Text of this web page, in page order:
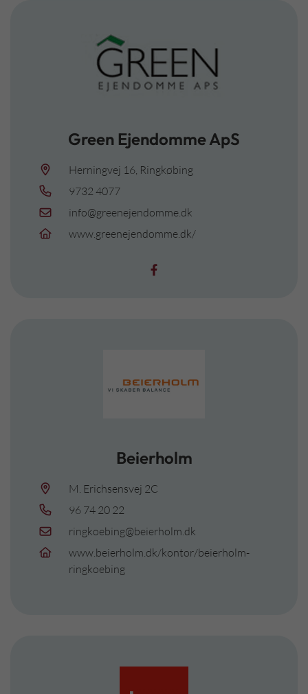
Green Ejendomme ApS
Herningvej 16, Ringkøbing
9732 4077
info@greenejendomme.dk
www.greenejendomme.dk/
Beierholm
M. Erichsensvej 2C
96 74 20 22
ringkoebing@beierholm.dk
www.beierholm.dk/kontor/beierholm-
ringkoebing